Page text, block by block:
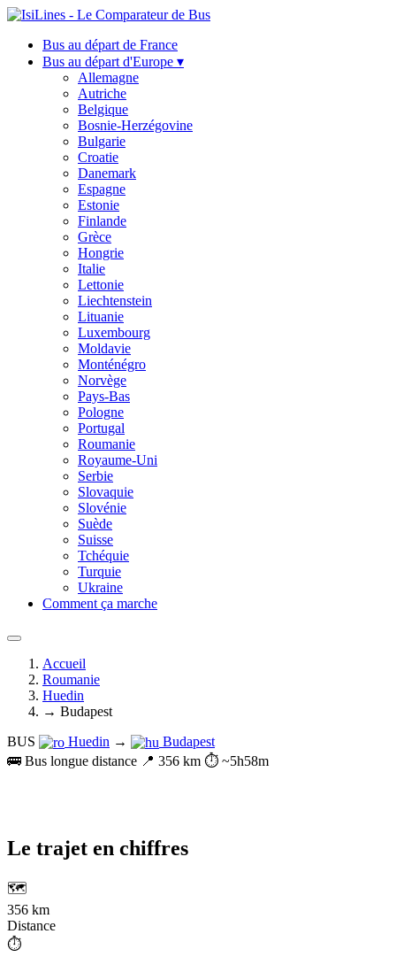
Bus au départ de France
Bus au départ d'Europe ▾
Allemagne
Autriche
Belgique
Bosnie-Herzégovine
Bulgarie
Croatie
Danemark
Espagne
Estonie
Finlande
Grèce
Hongrie
Italie
Lettonie
Liechtenstein
Lituanie
Luxembourg
Moldavie
Monténégro
Norvège
Pays-Bas
Pologne
Portugal
Roumanie
Royaume-Uni
Serbie
Slovaquie
Slovénie
Suède
Suisse
Tchéquie
Turquie
Ukraine
Comment ça marche
Accueil
Roumanie
Huedin
→ Budapest
BUS
Huedin →
Budapest
🚌 Bus longue distance 📍 356 km ⏱️ ~5h58m
Le trajet en chiffres
🗺️
356 km
Distance
⏱️